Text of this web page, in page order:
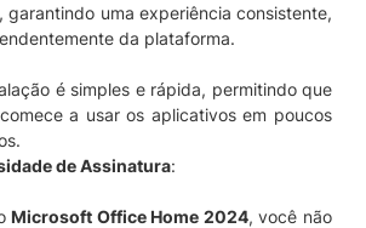
, garantindo uma experiência consistente,
da plataforma.
é simples e rápida, permitindo que
a usar os aplicativos em poucos
de Assinatura:
Microsoft Office Home 2024, você não